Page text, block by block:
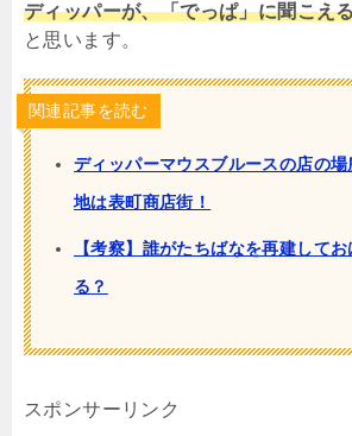
ディッパーが、「でっぱ」に聞こえ
と思います。
関連記事を読む
ディッパーマウスブルースの店の
地は表町商店街！
【考察】誰がたちばなを再建して
る？
スポンサーリンク